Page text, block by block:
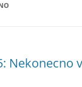
Nekonecno